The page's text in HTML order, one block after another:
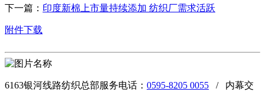
下一篇： 印度新棉上市量持续添加 纺织厂需求活跃
附件下载
6163银河线路纺织总部服务电话： 0595-8205 0055 / 内幕交